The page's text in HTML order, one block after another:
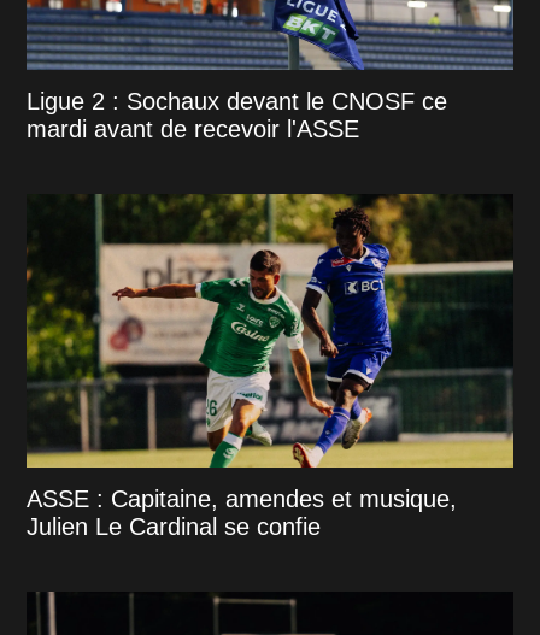
Ligue 2 : Sochaux devant le CNOSF ce
mardi avant de recevoir l'ASSE
ASSE : Capitaine, amendes et musique,
Julien Le Cardinal se confie